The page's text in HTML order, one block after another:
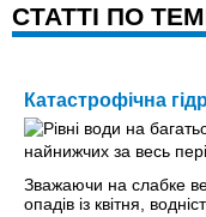
CТАТТІ ПО
Катастрофічна
Зважаючи на слабке
опадів із квітня,